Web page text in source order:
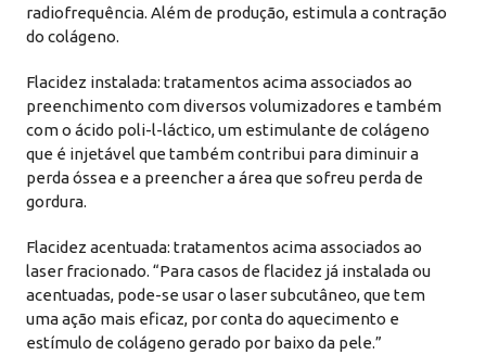
radiofrequência. Além de produção, estimula a contração
do colágeno.
Flacidez instalada: tratamentos acima associados ao
preenchimento com diversos volumizadores e também
com o ácido poli-l-láctico, um estimulante de colágeno
que é injetável que também contribui para diminuir a
perda óssea e a preencher a área que sofreu perda de
gordura.
Flacidez acentuada: tratamentos acima associados ao
laser fracionado. “Para casos de flacidez já instalada ou
acentuadas, pode-se usar o laser subcutâneo, que tem
uma ação mais eficaz, por conta do aquecimento e
estímulo de colágeno gerado por baixo da pele.”